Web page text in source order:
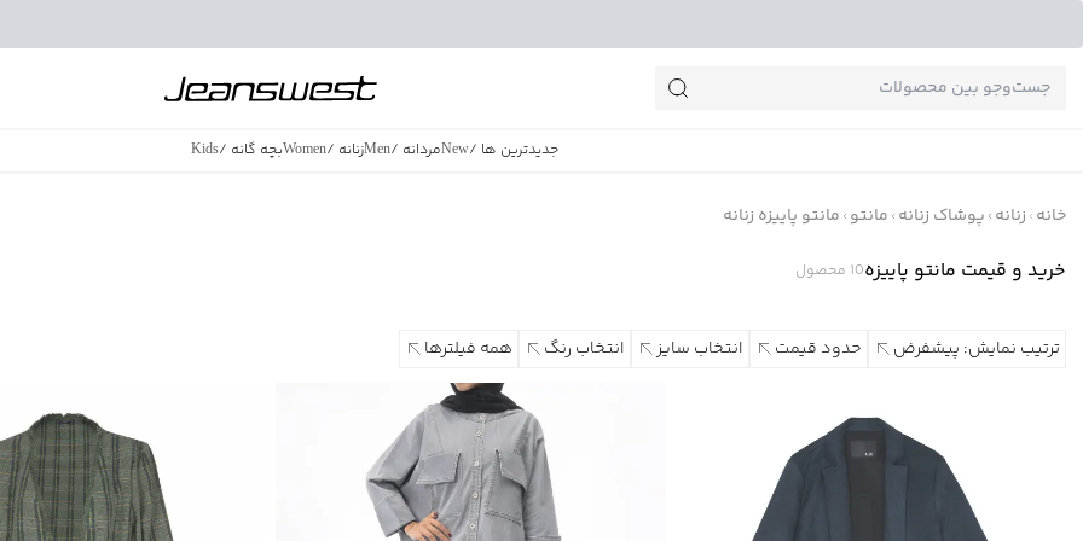
جدیدترین ها /
Newمردانه /
Menزنانه /
Womenبچه گانه /
Kids
خانه زنانه پوشاک زنانه مانتو مانتو پاییزه زنانه
خرید و قیمت مانتو پاییزه10 محصول
ترتیب نمایش: پیشفرض حدود قیمت انتخاب سایز انتخاب رنگ همه فیلترها